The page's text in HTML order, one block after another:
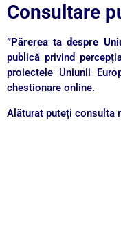
Consultare
”Părerea ta despre
publică privind
proiectele Uniunii
chestionare online.
Alăturat puteți consulta